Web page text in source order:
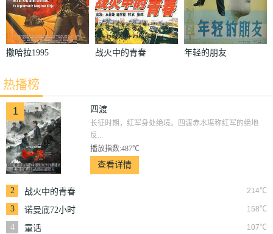
撒哈拉1995 战火中的青春 年轻的朋友
热播榜
1 四渡
长征时期，红军身处绝境。四渡赤水堪称红军的绝地
反...
播放指数:487℃
查看详情
2 214℃
战火中的青春
3
158℃
诺曼底72小时
4
107℃
童话